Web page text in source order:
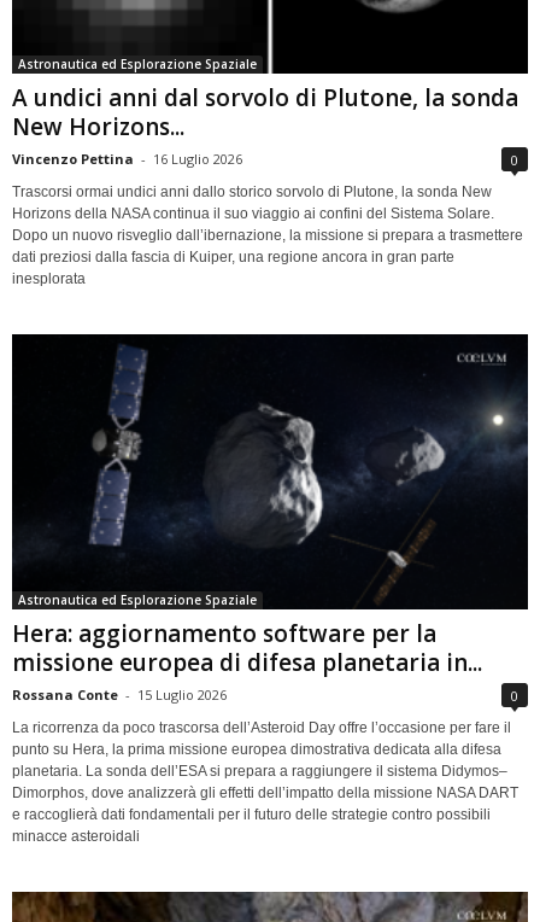
Astronautica ed Esplorazione Spaziale
A undici anni dal sorvolo di Plutone, la sonda
New Horizons...
Vincenzo Pettina - 16 Luglio 2026 0
Trascorsi ormai undici anni dallo storico sorvolo di Plutone, la sonda New
Horizons della NASA continua il suo viaggio ai confini del Sistema Solare.
Dopo un nuovo risveglio dall’ibernazione, la missione si prepara a trasmettere
dati preziosi dalla fascia di Kuiper, una regione ancora in gran parte
inesplorata
Astronautica ed Esplorazione Spaziale
Hera: aggiornamento software per la
missione europea di difesa planetaria in...
Rossana Conte - 15 Luglio 2026 0
La ricorrenza da poco trascorsa dell’Asteroid Day offre l’occasione per fare il
punto su Hera, la prima missione europea dimostrativa dedicata alla difesa
planetaria. La sonda dell’ESA si prepara a raggiungere il sistema Didymos–
Dimorphos, dove analizzerà gli effetti dell’impatto della missione NASA DART
e raccoglierà dati fondamentali per il futuro delle strategie contro possibili
minacce asteroidali